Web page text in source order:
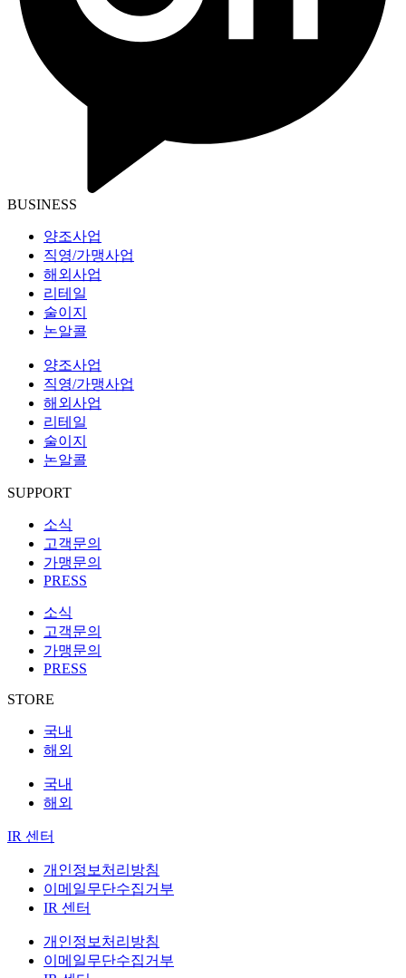
BUSINESS
양조사업
직영/가맹사업
해외사업
리테일
술이지
논알콜
양조사업
직영/가맹사업
해외사업
리테일
술이지
논알콜
SUPPORT
소식
고객문의
가맹문의
PRESS
소식
고객문의
가맹문의
PRESS
STORE
국내
해외
국내
해외
IR 센터
개인정보처리방침
이메일무단수집거부
IR 센터
개인정보처리방침
이메일무단수집거부